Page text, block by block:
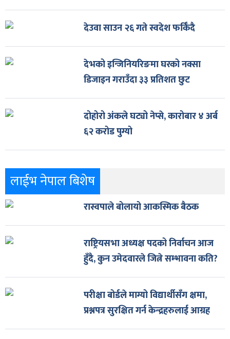
देउवा साउन २६ गते स्वदेश फर्किँदै
देभको इन्जिनियरिङमा घरको नक्सा
डिजाइन गराउँदा ३३ प्रतिशत छुट
दोहोरो अंकले घट्यो नेप्से, कारोबार ४ अर्ब
६२ करोड पुग्यो
लाईभ नेपाल बिशेष
रास्वपाले बोलायो आकस्मिक बैठक
राष्ट्रियसभा अध्यक्ष पदको निर्वाचन आज
हुँदै, कुन उमेदवारले जित्ने सम्भावना कति?
परीक्षा बोर्डले माग्यो विद्यार्थीसँग क्षमा,
प्रश्नपत्र सुरक्षित गर्न केन्द्रहरुलाई आग्रह